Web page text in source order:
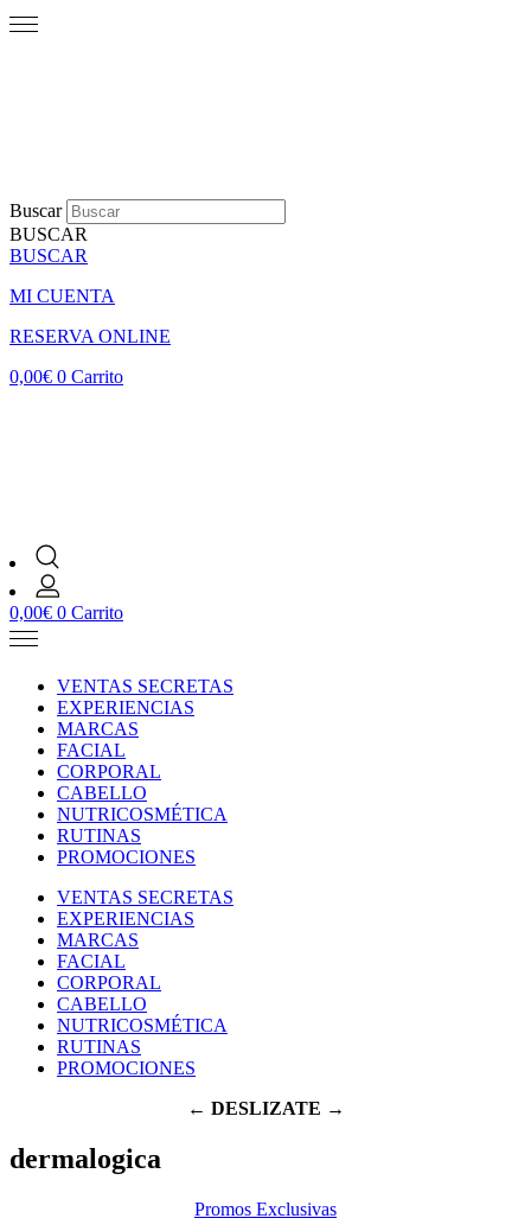
Buscar
BUSCAR
BUSCAR
MI CUENTA
RESERVA ONLINE
0,00€ 0 Carrito
0,00€ 0 Carrito
VENTAS SECRETAS
EXPERIENCIAS
MARCAS
FACIAL
CORPORAL
CABELLO
NUTRICOSMÉTICA
RUTINAS
PROMOCIONES
VENTAS SECRETAS
EXPERIENCIAS
MARCAS
FACIAL
CORPORAL
CABELLO
NUTRICOSMÉTICA
RUTINAS
PROMOCIONES
← DESLIZATE →
dermalogica
Promos Exclusivas